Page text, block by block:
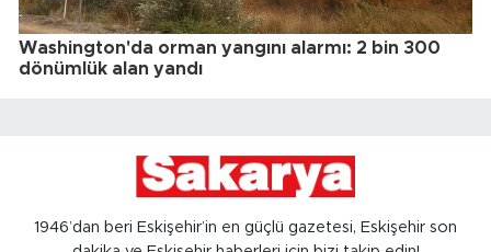
Washington'da orman yangını alarmı: 2 bin 300
dönümlük alan yandı
1946’dan beri Eskişehir’in en güçlü gazetesi, Eskişehir son